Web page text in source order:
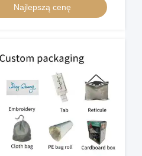
Najlepszą cenę